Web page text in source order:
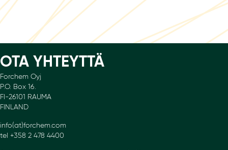
OTA YHTEYTTÄ
Forchem Oyj
P.O. Box 16.
FI-26101 RAUMA
FINLAND
info(at)forchem.com
tel +358 2 478 4400